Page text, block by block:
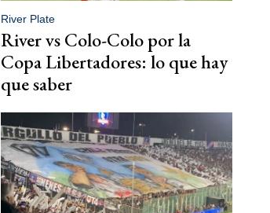
River Plate
River vs Colo-Colo por la
Copa Libertadores: lo que hay
que saber